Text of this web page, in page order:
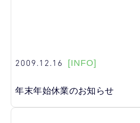
2009.12.16 [INFO]
年末年始休業のお知らせ